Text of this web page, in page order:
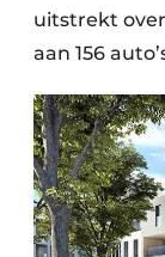
uitstrekt
aan 156